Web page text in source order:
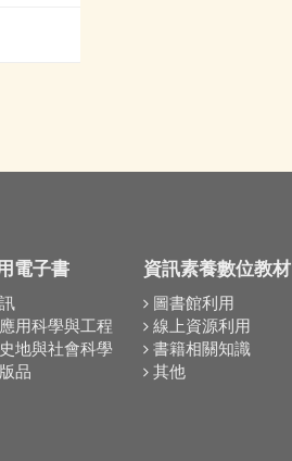
電子書
用科學與工程
地與社會科學
品
資訊素養數位教材
圖書館利用
線上資源利用
書籍相關知識
其他